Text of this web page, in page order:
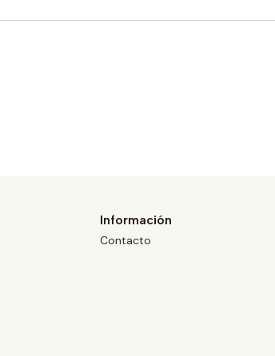
Información
Contacto